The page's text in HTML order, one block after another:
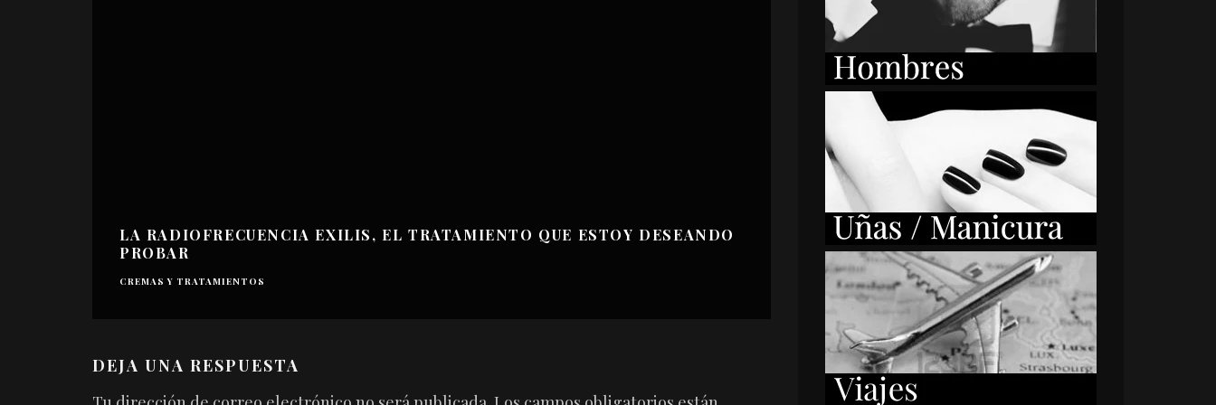
LA RADIOFRECUENCIA EXILIS, EL TRATAMIENTO QUE ESTOY DESEANDO
PROBAR
CREMAS Y TRATAMIENTOS
DEJA UNA RESPUESTA